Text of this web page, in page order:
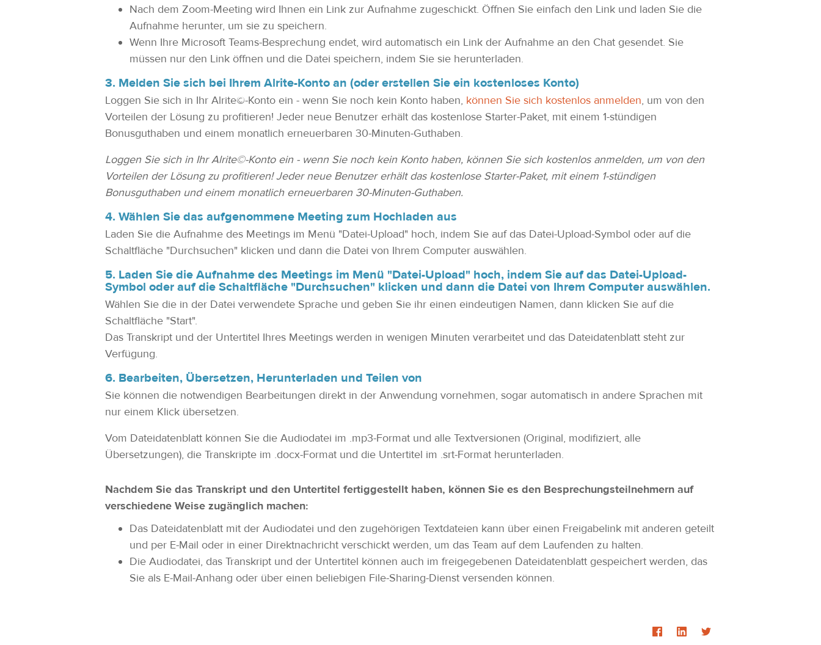
Nach dem Zoom-Meeting wird Ihnen ein Link zur Aufnahme zugeschickt. Öffnen Sie einfach den Link und laden Sie die
Aufnahme herunter, um sie zu speichern.
Wenn Ihre Microsoft Teams-Besprechung endet, wird automatisch ein Link der Aufnahme an den Chat gesendet. Sie
müssen nur den Link öffnen und die Datei speichern, indem Sie sie herunterladen.
3. Melden Sie sich bei Ihrem Alrite-Konto an (oder erstellen Sie ein kostenloses Konto)
Loggen Sie sich in Ihr Alrite©-Konto ein - wenn Sie noch kein Konto haben, können Sie sich kostenlos anmelden, um von den
Vorteilen der Lösung zu profitieren! Jeder neue Benutzer erhält das kostenlose Starter-Paket, mit einem 1-stündigen
Bonusguthaben und einem monatlich erneuerbaren 30-Minuten-Guthaben.
Loggen Sie sich in Ihr Alrite©-Konto ein - wenn Sie noch kein Konto haben, können Sie sich kostenlos anmelden, um von den
Vorteilen der Lösung zu profitieren! Jeder neue Benutzer erhält das kostenlose Starter-Paket, mit einem 1-stündigen
Bonusguthaben und einem monatlich erneuerbaren 30-Minuten-Guthaben.
4. Wählen Sie das aufgenommene Meeting zum Hochladen aus
Laden Sie die Aufnahme des Meetings im Menü "Datei-Upload" hoch, indem Sie auf das Datei-Upload-Symbol oder auf die
Schaltfläche "Durchsuchen" klicken und dann die Datei von Ihrem Computer auswählen.
5. Laden Sie die Aufnahme des Meetings im Menü "Datei-Upload" hoch, indem Sie auf das Datei-Upload-
Symbol oder auf die Schaltfläche "Durchsuchen" klicken und dann die Datei von Ihrem Computer auswählen.
Wählen Sie die in der Datei verwendete Sprache und geben Sie ihr einen eindeutigen Namen, dann klicken Sie auf die
Schaltfläche "Start".
Das Transkript und der Untertitel Ihres Meetings werden in wenigen Minuten verarbeitet und das Dateidatenblatt steht zur
Verfügung.
6. Bearbeiten, Übersetzen, Herunterladen und Teilen von
Sie können die notwendigen Bearbeitungen direkt in der Anwendung vornehmen, sogar automatisch in andere Sprachen mit
nur einem Klick übersetzen.
Vom Dateidatenblatt können Sie die Audiodatei im .mp3-Format und alle Textversionen (Original, modifiziert, alle
Übersetzungen), die Transkripte im .docx-Format und die Untertitel im .srt-Format herunterladen.
Nachdem Sie das Transkript und den Untertitel fertiggestellt haben, können Sie es den Besprechungsteilnehmern auf
verschiedene Weise zugänglich machen:
Das Dateidatenblatt mit der Audiodatei und den zugehörigen Textdateien kann über einen Freigabelink mit anderen geteilt
und per E-Mail oder in einer Direktnachricht verschickt werden, um das Team auf dem Laufenden zu halten.
Die Audiodatei, das Transkript und der Untertitel können auch im freigegebenen Dateidatenblatt gespeichert werden, das
Sie als E-Mail-Anhang oder über einen beliebigen File-Sharing-Dienst versenden können.